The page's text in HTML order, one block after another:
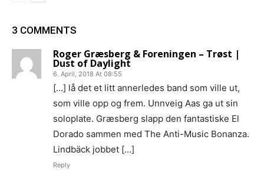
3 COMMENTS
Roger Græsberg & Foreningen – Trøst |
Dust of Daylight
6. April, 2018 At 08:55
[…] lå det et litt annerledes band som ville ut,
som ville opp og frem. Unnveig Aas ga ut sin
soloplate. Græsberg slapp den fantastiske El
Dorado sammen med The Anti-Music Bonanza.
Lindbäck jobbet […]
Reply